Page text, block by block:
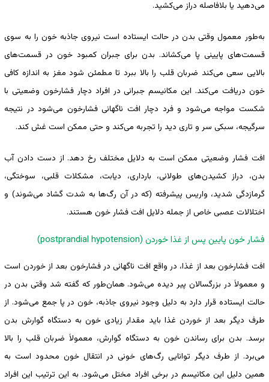
می‌دهید یا بلافاصله دراز می‌کشید.
به‌طور معمول وقتی بدن در حالت ایستاده است نیروی جاذبه خون را به سوی
قسمت‌های پایینی پا می‌کشاند. بدن برای جبران کمبود خون در قسمت‌های
بالایی سعی می‌کند ضربان قلب را بالا ببرد تا مطمئن شود مغز به اندازه‌ کافی
خون دریافت می‌کند. این مکانیسم جبرانی در افراد دچار فشارخون وضعیتی با
شکست مواجه می‌شود و فرد دچار افت ناگهانی فشارخون می‌شود در نتیجه
سرگیجه، سبکی سر و تاری دید را تجربه می‌کند و حتی ممکن است غش کند.
افت فشار وضعیتی ممکن است به دلایل مختلف رخ دهد. از دست دادن آب
بدن، دراز کشیدن‌های طولانی، بارداری، دیابت، مشکلات قلبی، سوختگی،
گرمازدگی شدید، واریس پیشرفته (که در آن رگ‌ها به شدت گشاد می‌شوند) و
اختلالات عصبی خاص از جمله دلایل افت فشار خون هستند.
فشار خون پایین پس از غذا خوردن (postprandial hypotension)
افت فشارخون بعد از غذا، در واقع افت ناگهانی در فشارخون بعد از خوردن است
و معمولاَ در بزرگسالان پیر دیده می‌شود. همان‌طور که گفته شد وقتی بدن در
حالت ایستاده قرار دارد به دلیل وجود نیروی جاذبه، خون در پا جمع می‌شود. از
طرف دیگر بعد از خوردن غذا باید مقدار زیادی خون به دستگاه گوارش بدن
برسد. بدن برای رساندن خون به دستگاه گوارش، معمولاَ ضربان قلب را بالا
می‌برد. از طرف دیگر توانایی رگ‌های خونی در انتقال خون محدود است به
همین دلیل این مکانیسم در برخی افراد مختل می‌شود. به این ترتیب این افراد